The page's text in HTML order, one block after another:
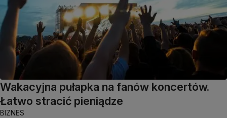
Wakacyjna pułapka na fanów koncertów.
Łatwo stracić pieniądze
BIZNES